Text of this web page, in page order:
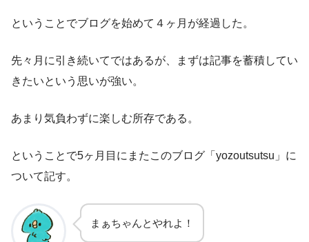
ということでブログを始めて４ヶ月が経過した。
先々月に引き続いてではあるが、まずは記事を蓄積してい
きたいという思いが強い。
あまり気負わずに楽しむ所存である。
ということで5ヶ月目にまたこのブログ「yozoutsutsu」に
ついて記す。
まぁちゃんとやれよ！